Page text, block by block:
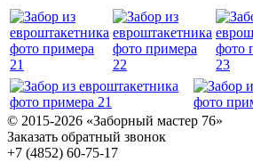
© 2015-2026 «Заборный мастер 76»
Заказать обратный звонок
+7 (4852) 60-75-17